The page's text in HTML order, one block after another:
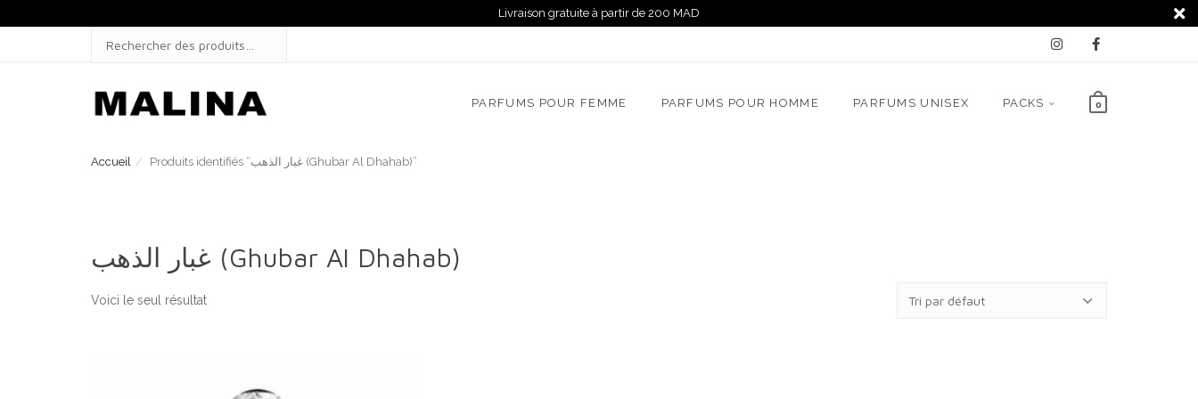
to
Livraison gratuite à partir de 200 MAD
SEARCH
PARFUMS POUR FEMME
PARFUMS POUR HOMME PARFUMS UNISEX PACKS 0
Accueil Produits identifiés “غبار الذهب (Ghubar Al Dhahab)”
غبار الذهب (Ghubar Al Dhahab)
Voici le seul résultat